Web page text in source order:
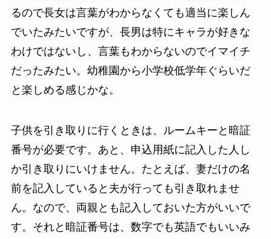
るので長女は言葉がわからなくても適当に楽しん
でいたみたいですが、長男は特にキャラが好きな
わけではないし、言葉もわからないのでイマイチ
だったみたい。幼稚園から小学校低学年ぐらいだ
と楽しめる感じかな。
子供を引き取りに行くときは、ルームキーと暗証
番号が必要です。あと、申込用紙に記入した人し
か引き取りにいけません。たとえば、妻だけの名
前を記入していると夫が行っても引き取れませ
ん。なので、両親とも記入しておいた方がいいで
す。それと暗証番号は、数字でも英語でもいいみ